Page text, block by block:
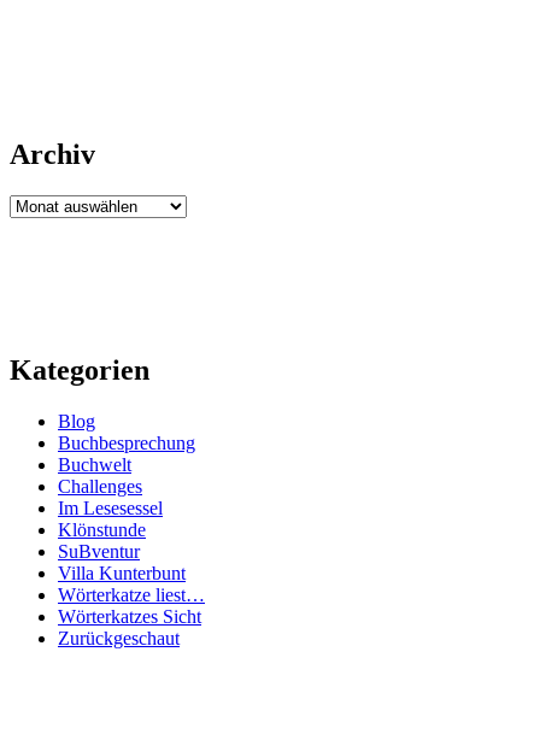
Archiv
Archiv
Kategorien
Blog
Buchbesprechung
Buchwelt
Challenges
Im Lesesessel
Klönstunde
SuBventur
Villa Kunterbunt
Wörterkatze liest…
Wörterkatzes Sicht
Zurückgeschaut